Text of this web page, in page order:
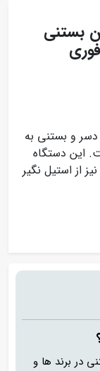
بستنی
و بستنی به
این دستگاه
از استیل نگیر
در برند ها و